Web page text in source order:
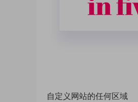
自定义网站的任何区域